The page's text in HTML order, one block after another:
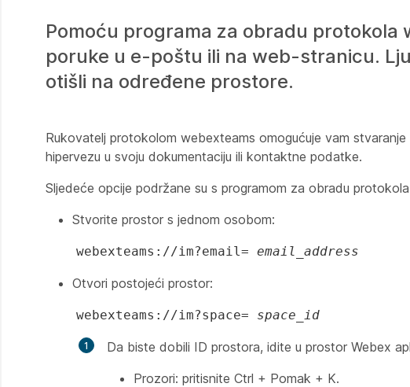
Pomoću programa za obradu
poruke u e-poštu ili na web-stranicu.
otišli na određene prostore.
Rukovatelj protokolom webexteams omogućuje vam
hipervezu u svoju dokumentaciju ili kontaktne podatke.
Sljedeće opcije podržane su s programom za obradu
Stvorite prostor s jednom osobom:
webexteams://im?email= email_address
Otvori postojeći prostor:
webexteams://im?space= space_id
Da biste dobili ID prostora, idite u prostor Webex
Prozori: pritisnite Ctrl + Pomak + K.